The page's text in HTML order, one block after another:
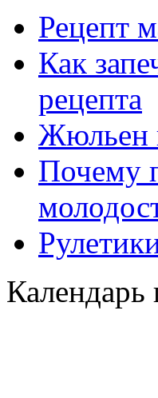
Рецепт
Как
рецепта
Жюльен
Почему
Календарь